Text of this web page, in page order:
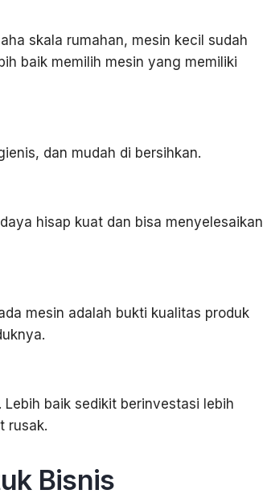
skala rumahan, mesin kecil sudah
baik memilih mesin yang memiliki
dan mudah di bersihkan.
hisap kuat dan bisa menyelesaikan
mesin adalah bukti kualitas produk
baik sedikit berinvestasi lebih
rusak.
Bisnis